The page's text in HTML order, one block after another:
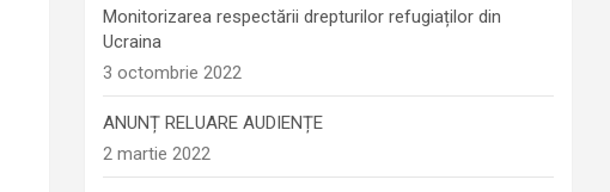
Monitorizarea respectării drepturilor refugiaților din
Ucraina
3 octombrie 2022
ANUNȚ RELUARE AUDIENȚE
2 martie 2022